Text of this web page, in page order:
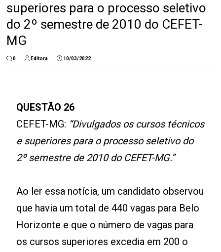
superiores para o processo seletivo
do 2º semestre de 2010 do CEFET-
MG
0 Editora 10/03/2022
QUESTÃO 26
CEFET-MG: “Divulgados os cursos técnicos
e superiores para o processo seletivo do
2º semestre de 2010 do CEFET-MG.”
Ao ler essa notícia, um candidato observou
que havia um total de 440 vagas para Belo
Horizonte e que o número de vagas para
os cursos superiores excedia em 200 o